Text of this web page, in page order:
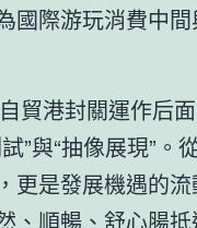
國際游玩消費中間
貿港封關運作后
”與“抽像展現”。
更是發展機遇的流
、順暢、舒心腸抵